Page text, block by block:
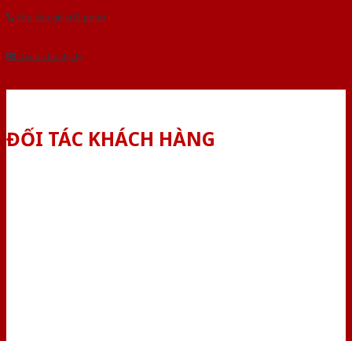
Yêu cầu gọi lại (3 phút)
Dành cho đại lý
ĐỐI TÁC KHÁCH HÀNG